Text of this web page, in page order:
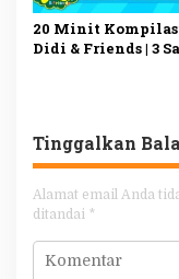
20 Minit
Didi & Friends | 3
Tinggalkan
Alamat email Anda
ditandai *